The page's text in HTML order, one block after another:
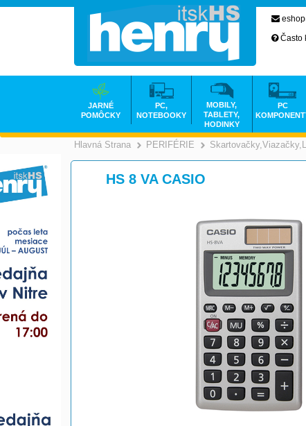
Hlavná Strana >
PERIFÉRIE >
HS 8 VA CASIO
Často
JARNÉ
POMÔCKY
PC,
NOTEBOOKY
MOBILY,
TABLETY,
HODINKY
PC